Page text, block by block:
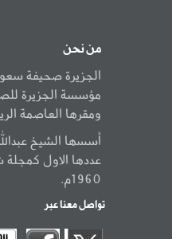
من نحن
الجزيرة صحيفة
مؤسسة الجزيرة
ومقرها العاصمة
أسسها الشيخ
عددها الاول كمجلة
1960م.
تواصل معنا عبر